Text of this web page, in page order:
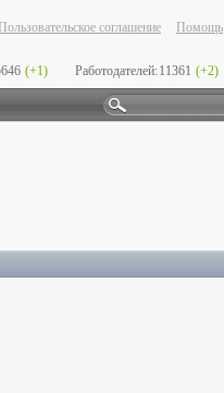
Пользовательское соглашение Помощь
(+1) Работодателей:11361 (+2)